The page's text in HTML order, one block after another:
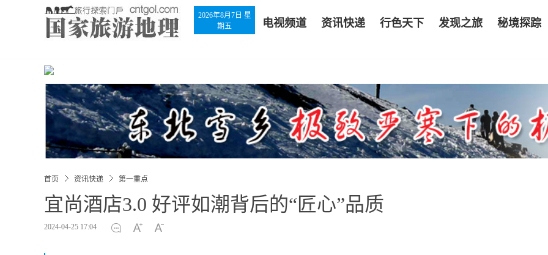
2026年8月7日 星
期五
电视频道 资讯快递 行色天下 发现之旅 秘境探踪
首页 资讯快递 第一重点
宜尚酒店3.0 好评如潮背后的“匠心”品质
2024-04-25 17:04